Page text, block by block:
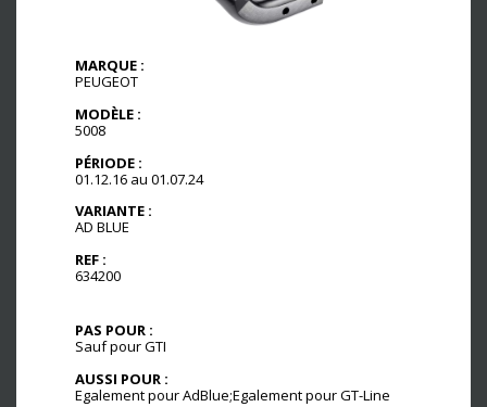
MARQUE :
PEUGEOT
MODÈLE :
5008
PÉRIODE :
01.12.16 au 01.07.24
VARIANTE :
AD BLUE
REF :
634200
PAS POUR :
Sauf pour GTI
AUSSI POUR :
Egalement pour AdBlue;Egalement pour GT-Line